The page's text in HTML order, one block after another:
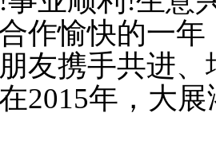
作愉快的一
友携手共进
2015年，大